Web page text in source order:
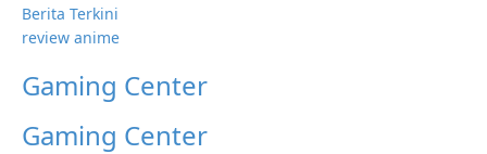
Berita Terkini
review anime
Gaming Center
Gaming Center